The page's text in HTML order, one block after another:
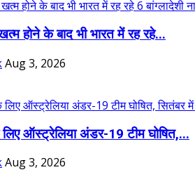
होने के बाद भी भारत में रह रहे...
Aug 3, 2026
लिए ऑस्ट्रेलिया अंडर-19 टीम घोषित,...
Aug 3, 2026